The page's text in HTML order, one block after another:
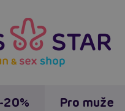
20% Pro muže